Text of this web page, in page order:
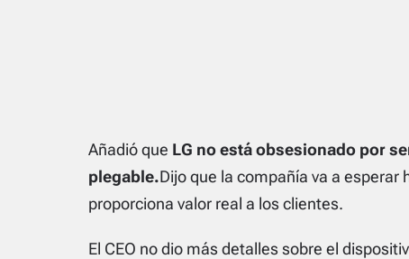
Añadió que LG no está obsesionado por
plegable.Dijo que la compañía va a
proporciona valor real a los clientes.
El CEO no dio más detalles sobre el